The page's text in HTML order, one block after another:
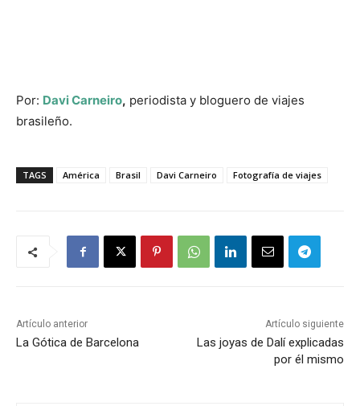
Por: Davi Carneiro, periodista y bloguero de viajes
brasileño.
TAGS América Brasil Davi Carneiro Fotografía de viajes
Artículo anterior
La Gótica de Barcelona
Artículo siguiente
Las joyas de Dalí explicadas
por él mismo